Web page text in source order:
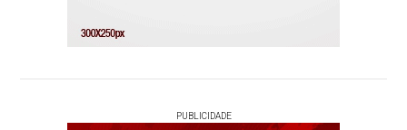
PUBLICIDADE